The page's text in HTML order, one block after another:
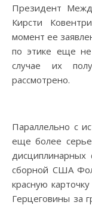
Президент
Кирсти
момент ее
по этике еще не
случае их
рассмотрено.
Параллельно с
еще более
сборной США
красную
Герцеговины за